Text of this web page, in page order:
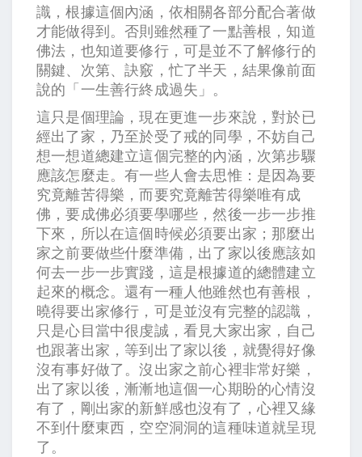
識，根據這個內涵，依相關各部分配合著做
才能做得到。否則雖然種了一點善根，知道
佛法，也知道要修行，可是並不了解修行的
關鍵、次第、訣竅，忙了半天，結果像前面
說的「一生善行終成過失」。
這只是個理論，現在更進一步來說，對於已
經出了家，乃至於受了戒的同學，不妨自己
想一想道總建立這個完整的內涵，次第步驟
應該怎麼走。有一些人會去思惟：是因為要
究竟離苦得樂，而要究竟離苦得樂唯有成
佛，要成佛必須要學哪些，然後一步一步推
下來，所以在這個時候必須要出家；那麼出
家之前要做些什麼準備，出了家以後應該如
何去一步一步實踐，這是根據道的總體建立
起來的概念。還有一種人他雖然也有善根，
曉得要出家修行，可是並沒有完整的認識，
只是心目當中很虔誠，看見大家出家，自己
也跟著出家，等到出了家以後，就覺得好像
沒有事好做了。沒出家之前心裡非常好樂，
出了家以後，漸漸地這個一心期盼的心情沒
有了，剛出家的新鮮感也沒有了，心裡又緣
不到什麼東西，空空洞洞的這種味道就呈現
了。